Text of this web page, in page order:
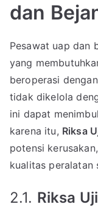
dan
Pesawat uap dan
yang
beroperasi
tidak dikelola
ini dapat
karena itu, Riksa
potensi
kualitas peralatan
2.1. Riksa Uji